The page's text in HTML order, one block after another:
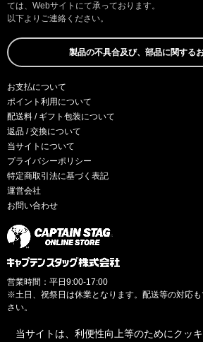
ては、Webサイトにて承っております。
以下よりご連絡ください。
製品の不具合及び、部品に関する
お支払について
ポイント利用について
配送料 / ギフト包装について
返品 / 交換について
当サイトについて
プライバシーポリシー
特定商取引法に基づく表記
運営会社
お問い合わせ
営業時間：平日9:00-17:00
※土日、祝祭日は休業となります。配送等の対応
さい。
当サイトは、利便性向上等のためにクッ